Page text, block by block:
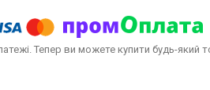
Тепер ви можете купити будь-який